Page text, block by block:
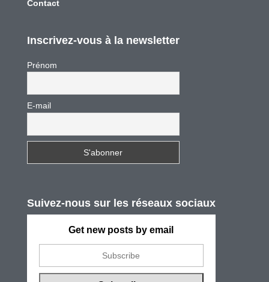
Contact
Inscrivez-vous à la newsletter
Prénom
E-mail
Suivez-nous sur les réseaux sociaux
Get new posts by email